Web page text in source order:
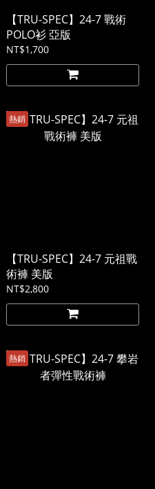
【TRU-SPEC】24-7 戰術
POLO衫 亞版
NT$1,700
熱銷
【TRU-SPEC】24-7 元祖戰
術褲 美版
NT$2,800
熱銷